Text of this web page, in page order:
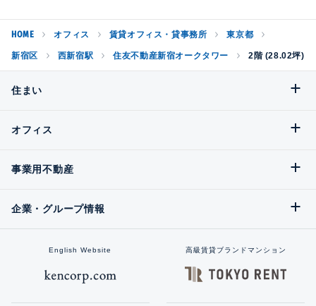
HOME オフィス 賃貸オフィス・貸事務所 東京都
新宿区 西新宿駅 住友不動産新宿オークタワー 2階 (28.02坪)
住まい
オフィス
事業用不動産
企業・グループ情報
English Website 高級賃貸ブランドマンション